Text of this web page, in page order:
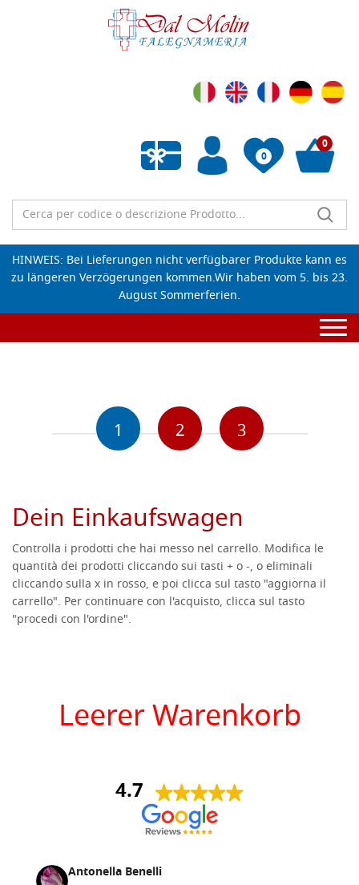
0
Wunschliste leeren
0
HINWEIS: Bei Lieferungen nicht verfügbarer Produkte kann es
zu längeren Verzögerungen kommen.Wir haben vom 5. bis 23.
August Sommerferien.
1 2 3
Dein Einkaufswagen
Controlla i prodotti che hai messo nel carrello. Modifica le
quantità dei prodotti cliccando sui tasti + o -, o eliminali
cliccando sulla x in rosso, e poi clicca sul tasto "aggiorna il
carrello". Per continuare con l'acquisto, clicca sul tasto
"procedi con l'ordine".
Leerer Warenkorb
4.7
Antonella Benelli